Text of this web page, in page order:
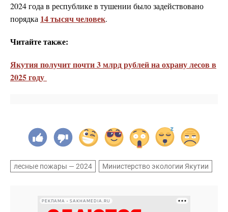
2024 года в республике в тушении было задействовано
порядка 14 тысяч человек.
Читайте также:
Якутия получит почти 3 млрд рублей на охрану лесов в
2025 году
лесные пожары — 2024 Министерство экологии Якутии
РЕКЛАМА • SAKHAMEDIA.RU